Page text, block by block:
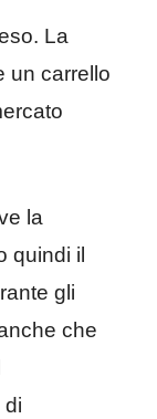
La
un carrello
la
quindi il
gli
che
di